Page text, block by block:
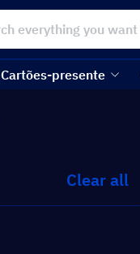
Cartões-presente
Clear all